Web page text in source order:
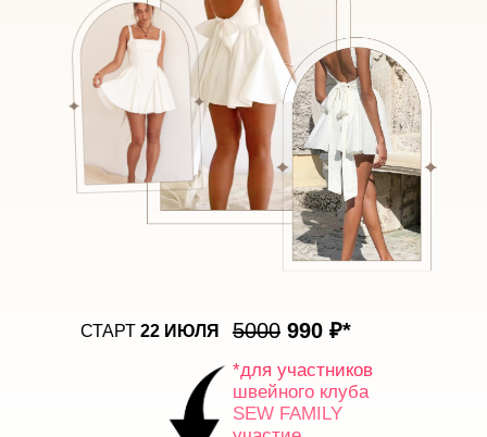
5000 990 ₽*
СТАРТ 22 ИЮЛЯ
*для участников
швейного клуба
SEW FAMILY